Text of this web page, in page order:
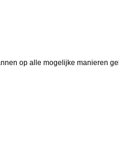
op alle mogelijke manieren